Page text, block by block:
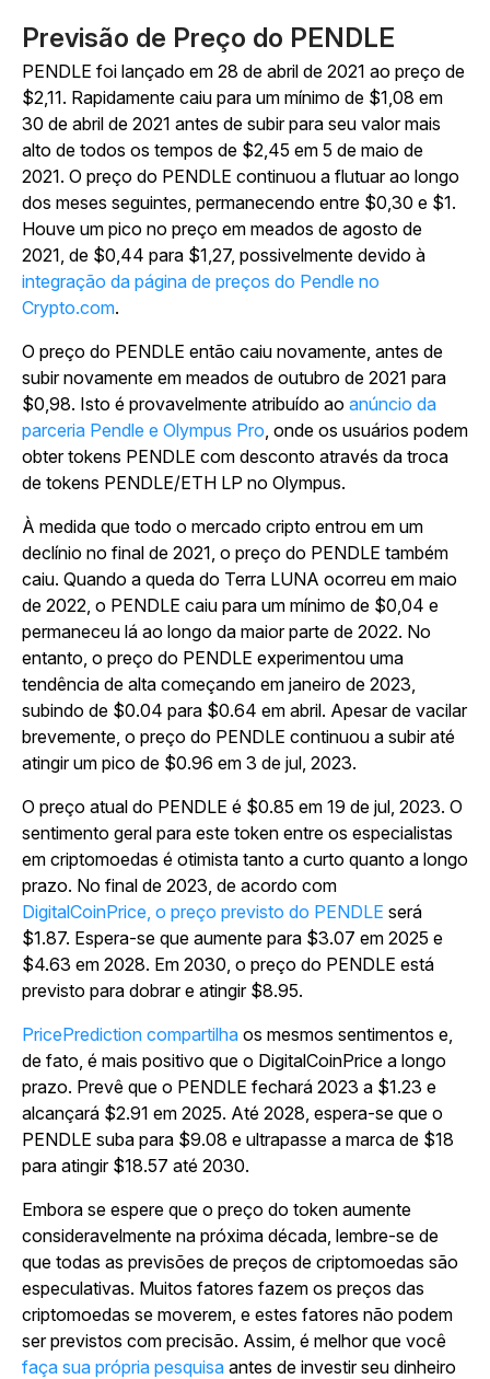
Previsão de Preço do PENDLE
PENDLE foi lançado em 28 de abril de 2021 ao preço de
$2,11. Rapidamente caiu para um mínimo de $1,08 em
30 de abril de 2021 antes de subir para seu valor mais
alto de todos os tempos de $2,45 em 5 de maio de
2021. O preço do PENDLE continuou a flutuar ao longo
dos meses seguintes, permanecendo entre $0,30 e $1.
Houve um pico no preço em meados de agosto de
2021, de $0,44 para $1,27, possivelmente devido à
integração da página de preços do Pendle no
Crypto.com.
O preço do PENDLE então caiu novamente, antes de
subir novamente em meados de outubro de 2021 para
$0,98. Isto é provavelmente atribuído ao anúncio da
parceria Pendle e Olympus Pro, onde os usuários podem
obter tokens PENDLE com desconto através da troca
de tokens PENDLE/ETH LP no Olympus.
À medida que todo o mercado cripto entrou em um
declínio no final de 2021, o preço do PENDLE também
caiu. Quando a queda do Terra LUNA ocorreu em maio
de 2022, o PENDLE caiu para um mínimo de $0,04 e
permaneceu lá ao longo da maior parte de 2022. No
entanto, o preço do PENDLE experimentou uma
tendência de alta começando em janeiro de 2023,
subindo de $0.04 para $0.64 em abril. Apesar de vacilar
brevemente, o preço do PENDLE continuou a subir até
atingir um pico de $0.96 em 3 de jul, 2023.
O preço atual do PENDLE é $0.85 em 19 de jul, 2023. O
sentimento geral para este token entre os especialistas
em criptomoedas é otimista tanto a curto quanto a longo
prazo. No final de 2023, de acordo com
DigitalCoinPrice, o preço previsto do PENDLE será
$1.87. Espera-se que aumente para $3.07 em 2025 e
$4.63 em 2028. Em 2030, o preço do PENDLE está
previsto para dobrar e atingir $8.95.
PricePrediction compartilha os mesmos sentimentos e,
de fato, é mais positivo que o DigitalCoinPrice a longo
prazo. Prevê que o PENDLE fechará 2023 a $1.23 e
alcançará $2.91 em 2025. Até 2028, espera-se que o
PENDLE suba para $9.08 e ultrapasse a marca de $18
para atingir $18.57 até 2030.
Embora se espere que o preço do token aumente
consideravelmente na próxima década, lembre-se de
que todas as previsões de preços de criptomoedas são
especulativas. Muitos fatores fazem os preços das
criptomoedas se moverem, e estes fatores não podem
ser previstos com precisão. Assim, é melhor que você
faça sua própria pesquisa antes de investir seu dinheiro